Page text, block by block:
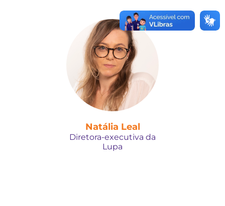
Natália Leal
Diretora-executiva da
Lupa